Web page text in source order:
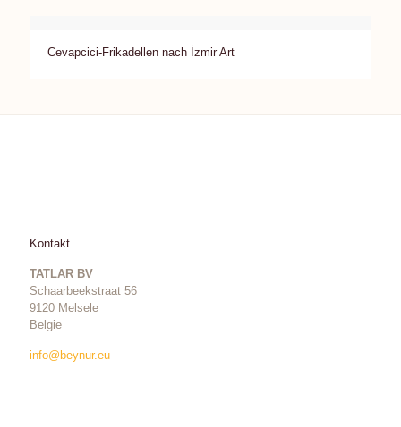
Cevapcici-Frikadellen nach İzmir Art
Kontakt
TATLAR BV
Schaarbeekstraat 56
9120 Melsele
Belgie
info@beynur.eu